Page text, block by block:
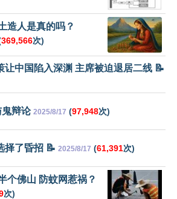
造人是真的吗？
369,566次)
让中国陷入深渊 主席被迫退居二线 📝
鬼辩论 2025/8/17 (97,948次)
择了昏招 📝 2025/8/17 (61,391次)
个佛山 防蚊网惹祸？
次)